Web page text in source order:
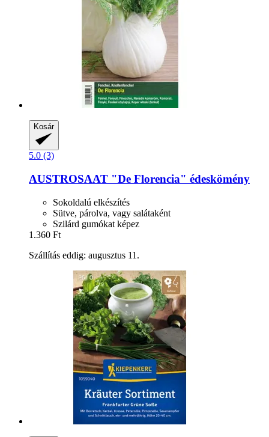
Kosár
5.0 (3)
AUSTROSAAT "De Florencia" édeskömény
Sokoldalú elkészítés
Sütve, párolva, vagy salátaként
Szilárd gumókat képez
1.360 Ft
Szállítás eddig: augusztus 11.